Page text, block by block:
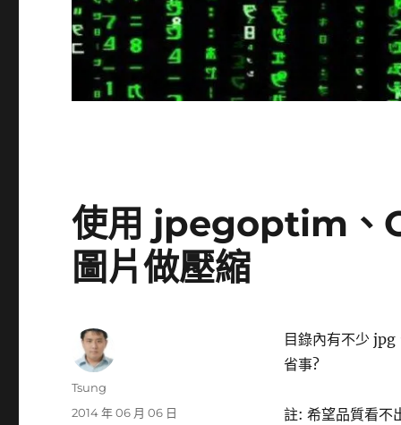
使用 jpegoptim、
圖片做壓縮
目錄內有不少
省事?
註: 希望品質看不
作
Tsung
發
2014 年 06 月 06 日